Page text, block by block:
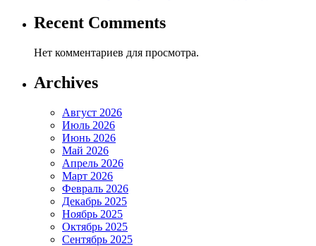
Recent Comments
Нет комментариев для просмотра.
Archives
Август 2026
Июль 2026
Июнь 2026
Май 2026
Апрель 2026
Март 2026
Февраль 2026
Декабрь 2025
Ноябрь 2025
Октябрь 2025
Сентябрь 2025